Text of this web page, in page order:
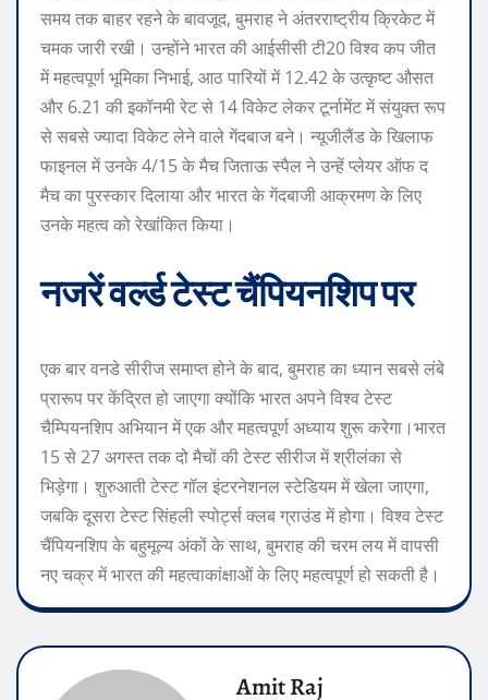
समय तक बाहर रहने के बावजूद, बुमराह ने अंतरराष्ट्रीय क्रिकेट में
चमक जारी रखी। उन्होंने भारत की आईसीसी टी20 विश्व कप जीत
में महत्वपूर्ण भूमिका निभाई, आठ पारियों में 12.42 के उत्कृष्ट औसत
और 6.21 की इकॉनमी रेट से 14 विकेट लेकर टूर्नामेंट में संयुक्त रूप
से सबसे ज्यादा विकेट लेने वाले गेंदबाज बने। न्यूजीलैंड के खिलाफ
फाइनल में उनके 4/15 के मैच जिताऊ स्पैल ने उन्हें प्लेयर ऑफ द
मैच का पुरस्कार दिलाया और भारत के गेंदबाजी आक्रमण के लिए
उनके महत्व को रेखांकित किया।
नजरें वर्ल्ड टेस्ट चैंपियनशिप पर
एक बार वनडे सीरीज समाप्त होने के बाद, बुमराह का ध्यान सबसे लंबे
प्रारूप पर केंद्रित हो जाएगा क्योंकि भारत अपने विश्व टेस्ट
चैम्पियनशिप अभियान में एक और महत्वपूर्ण अध्याय शुरू करेगा।भारत
15 से 27 अगस्त तक दो मैचों की टेस्ट सीरीज में श्रीलंका से
भिड़ेगा। शुरुआती टेस्ट गॉल इंटरनेशनल स्टेडियम में खेला जाएगा,
जबकि दूसरा टेस्ट सिंहली स्पोर्ट्स क्लब ग्राउंड में होगा। विश्व टेस्ट
चैंपियनशिप के बहुमूल्य अंकों के साथ, बुमराह की चरम लय में वापसी
नए चक्र में भारत की महत्वाकांक्षाओं के लिए महत्वपूर्ण हो सकती है।
Amit Raj